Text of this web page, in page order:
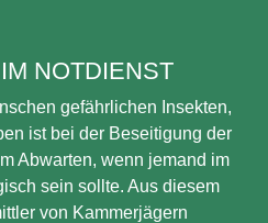
NOTDIENST
gefährlichen Insekten,
ist bei der Beseitigung der
Abwarten, wenn jemand im
sein sollte. Aus diesem
von Kammerjägern